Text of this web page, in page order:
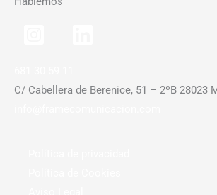
C/ Cabellera de Berenice, 51 – 2ºB 28023